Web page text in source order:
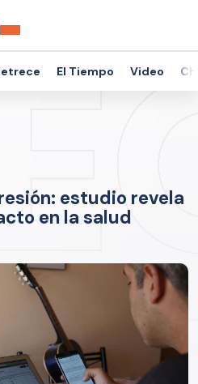
El Tiempo Video
estudio revela
en la salud